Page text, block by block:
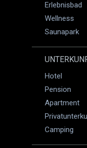
Erlebnisbad
Wellness
Saunapark
Hotel
Pension
Apartment
Camping